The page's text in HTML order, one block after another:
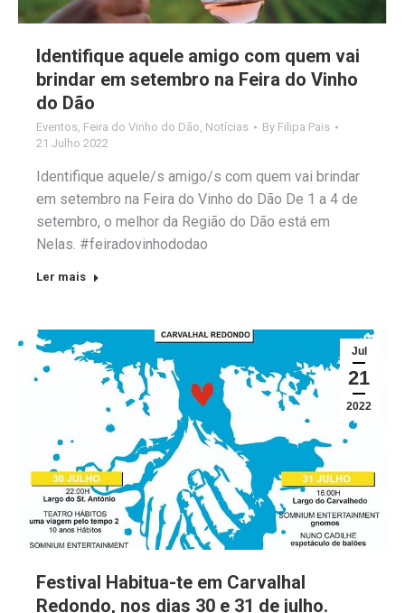
Identifique aquele amigo com quem vai
brindar em setembro na Feira do Vinho
do Dão
Eventos Feira do Vinho do Dão Notícias By Filipa Pais
21 Julho 2022
Identifique aquele/s amigo/s com quem vai brindar
em setembro na Feira do Vinho do Dão De 1 a 4 de
setembro, o melhor da Região do Dão está em
Nelas. #feiradovinhododao
Ler mais
Jul
21
2022
Festival Habitua-te em Carvalhal
Redondo, nos dias 30 e 31 de julho.